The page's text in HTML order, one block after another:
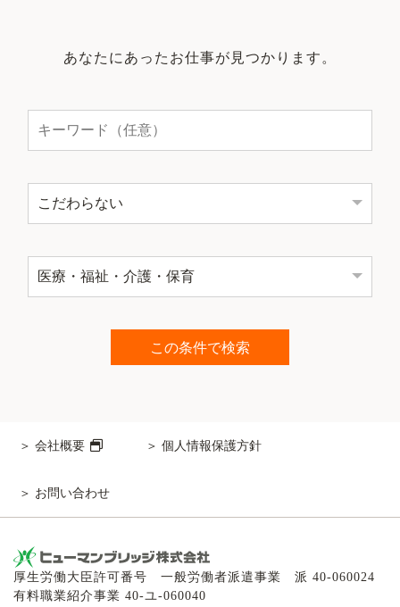
あなたにあったお仕事が見つかります。
会社概要 個人情報保護方針
お問い合わせ
厚生労働大臣許可番号 一般労働者派遣事業 派 40-060024
有料職業紹介事業 40-ユ-060040